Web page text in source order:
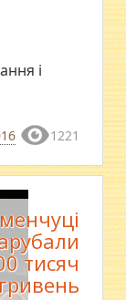
і
1221
тисяч
гривень